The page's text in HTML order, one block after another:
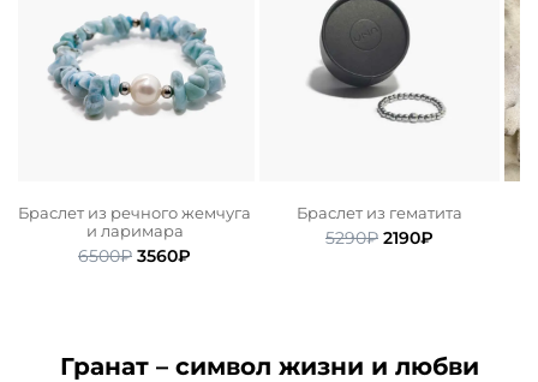
Браслет из речного жемчуга
и ларимара
6500₽ Первоначальная
3560₽
Браслет из гематита
5290₽ Первоначальная
2190₽
Гранат – символ жизни и любви